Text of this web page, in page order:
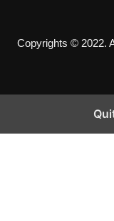
Copyrights © 2022.